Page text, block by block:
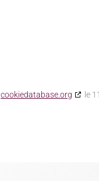
cookiedatabase.org le